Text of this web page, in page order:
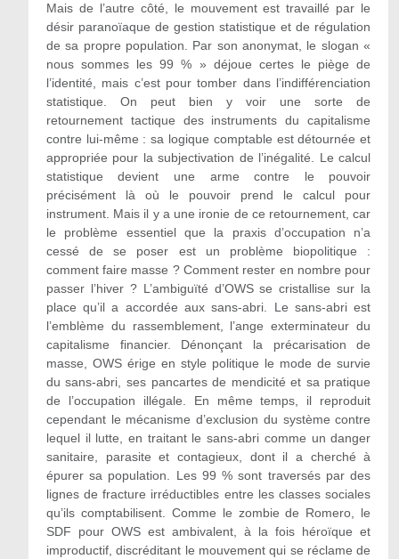
Mais de l’autre côté, le mouvement est travaillé par le
désir paranoïaque de gestion statistique et de régulation
de sa propre population. Par son anonymat, le slogan «
nous sommes les 99 % » déjoue certes le piège de
l’identité, mais c’est pour tomber dans l’indifférenciation
statistique. On peut bien y voir une sorte de
retournement tactique des instruments du capitalisme
contre lui-même : sa logique comptable est détournée et
appropriée pour la subjectivation de l’inégalité. Le calcul
statistique devient une arme contre le pouvoir
précisément là où le pouvoir prend le calcul pour
instrument. Mais il y a une ironie de ce retournement, car
le problème essentiel que la praxis d’occupation n’a
cessé de se poser est un problème biopolitique :
comment faire masse ? Comment rester en nombre pour
passer l’hiver ? L’ambiguïté d’OWS se cristallise sur la
place qu’il a accordée aux sans-abri. Le sans-abri est
l’emblème du rassemblement, l’ange exterminateur du
capitalisme financier. Dénonçant la précarisation de
masse, OWS érige en style politique le mode de survie
du sans-abri, ses pancartes de mendicité et sa pratique
de l’occupation illégale. En même temps, il reproduit
cependant le mécanisme d’exclusion du système contre
lequel il lutte, en traitant le sans-abri comme un danger
sanitaire, parasite et contagieux, dont il a cherché à
épurer sa population. Les 99 % sont traversés par des
lignes de fracture irréductibles entre les classes sociales
qu’ils comptabilisent. Comme le zombie de Romero, le
SDF pour OWS est ambivalent, à la fois héroïque et
improductif, discréditant le mouvement qui se réclame de